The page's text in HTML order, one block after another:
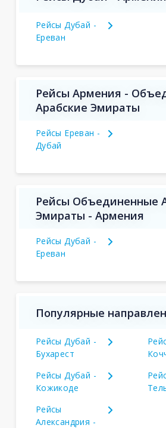
Рейсы Дубай -
Ереван
Рейсы Армения -
Арабские Эмираты
Рейсы Ереван -
Дубай
Рейсы Объединенные
Эмираты - Армения
Рейсы Дубай -
Ереван
Популярные
Рейсы Дубай -
Бухарест
Рейсы Дубай -
Кожикоде
Рейсы
Александрия -